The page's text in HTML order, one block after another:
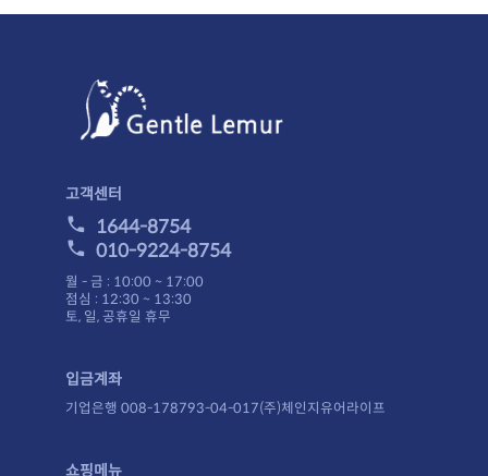
고객센터
1644-8754
010-9224-8754
월 - 금 : 10:00 ~ 17:00
점심 : 12:30 ~ 13:30
토, 일, 공휴일 휴무
입금계좌
기업은행 008-178793-04-017(주)체인지유어라이프
쇼핑메뉴